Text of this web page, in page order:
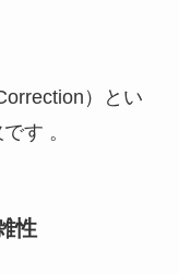
）とい
す 。
性